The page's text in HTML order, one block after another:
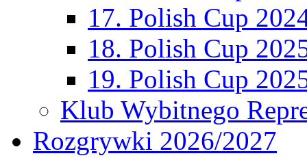
17. Polish Cup
18. Polish Cup
19. Polish Cup
Klub Wybitnego
Rozgrywki 2026/2027